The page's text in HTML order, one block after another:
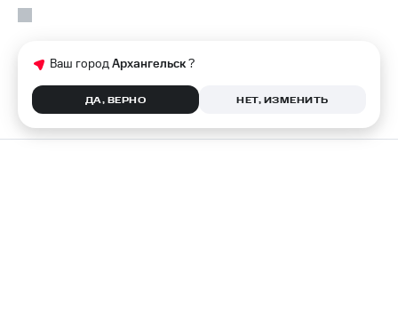
Ваш городАрхангельск?
ДА, ВЕРНО НЕТ, ИЗМЕНИТЬ